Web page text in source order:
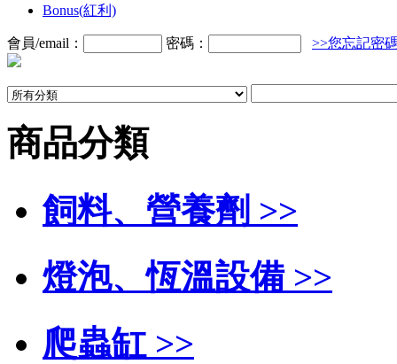
Bonus(紅利)
會員/email： 密碼： >>您忘記密
商品分類
飼料、營養劑 >>
燈泡、恆溫設備 >>
爬蟲缸 >>